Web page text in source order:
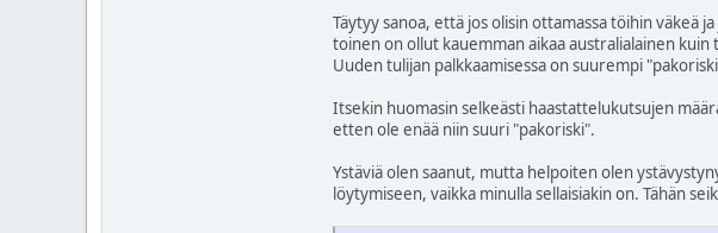
Täytyy sanoa, että jos olisin ottamassa töihin väkeä
toinen on ollut kauemman aikaa australialainen
Uuden tulijan palkkaamisessa on suurempi
Itsekin huomasin selkeästi haastattelukutsujen
etten ole enää niin suuri "pakoriski".
Ystäviä olen saanut, mutta helpoiten olen
löytymiseen, vaikka minulla sellaisiakin on. Tähän